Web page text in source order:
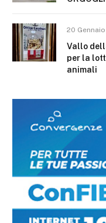
20
Vallo
per la
animali